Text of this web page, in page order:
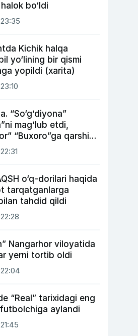
bo‘ldi
Kichik halqa
yo‘lining bir qismi
yopildi (xarita)
“So‘g‘diyona”
mag‘lub etdi,
“Buxoro”ga qarshi
qo‘ldan
o‘q-dorilari haqida
tarqatganlarga
tahdid qildi
Nangarhor viloyatida
yerni tortib oldi
“Real” tarixidagi eng
aylandi